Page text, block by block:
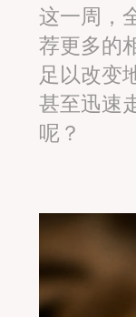
这一周，
荐更多的
足以改变
甚至迅速
呢？